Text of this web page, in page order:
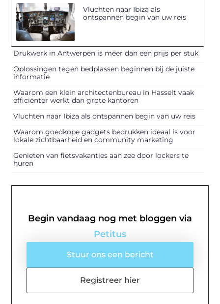
Vluchten naar Ibiza als
ontspannen begin van uw reis
Drukwerk in Antwerpen is meer dan een prijs per stuk
Oplossingen tegen bedplassen beginnen bij de juiste
informatie
Waarom een klein architectenbureau in Hasselt vaak
efficiënter werkt dan grote kantoren
Vluchten naar Ibiza als ontspannen begin van uw reis
Waarom goedkope gadgets bedrukken ideaal is voor
lokale zichtbaarheid en community marketing
Genieten van fietsvakanties aan zee door lockers te
huren
Begin vandaag nog met bloggen via
Petitus
Stuur ons een bericht
Registreer hier